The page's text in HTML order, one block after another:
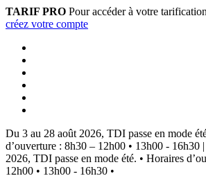
TARIF PRO Pour accéder à votre
créez votre compte
Du 3 au 28 août 2026, TDI passe en mode
d’ouverture : 8h30 – 12h00 • 13h00 - 16h30 |
2026, TDI passe en mode été. • Horaires
12h00 • 13h00 - 16h30 •